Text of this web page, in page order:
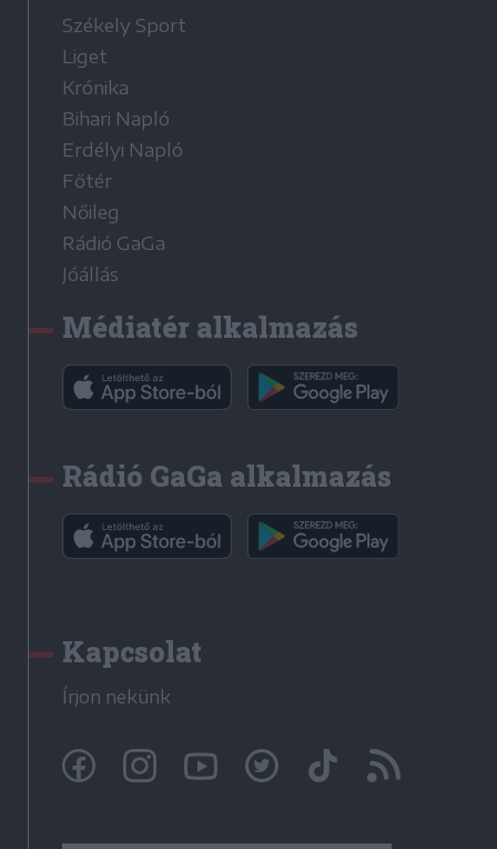
Székely Sport
Liget
Krónika
Bihari Napló
Erdélyi Napló
Főtér
Nőileg
Rádió GaGa
Jóállás
Médiatér alkalmazás
Rádió GaGa alkalmazás
Kapcsolat
Írjon nekünk